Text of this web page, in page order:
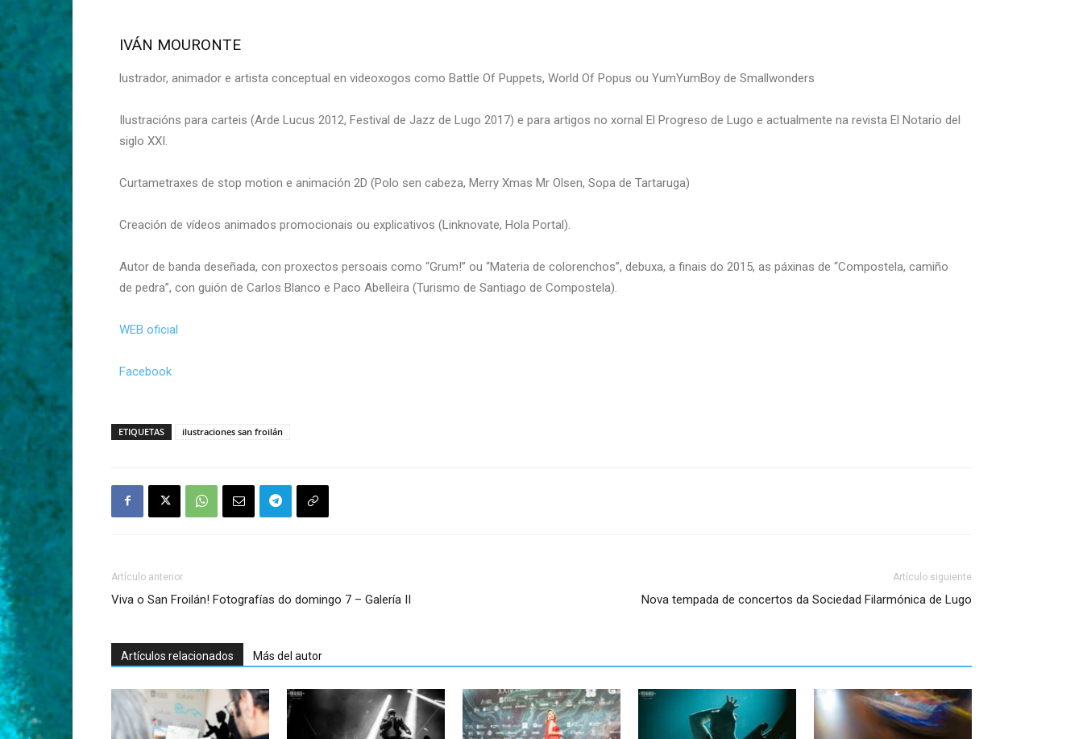
IVÁN MOURONTE
lustrador, animador e artista conceptual en videoxogos como Battle Of Puppets, World Of Popus ou YumYumBoy de Smallwonders
Ilustracións para carteis (Arde Lucus 2012, Festival de Jazz de Lugo 2017) e para artigos no xornal El Progreso de Lugo e actualmente na revista El Notario del
siglo XXI.
Curtametraxes de stop motion e animación 2D (Polo sen cabeza, Merry Xmas Mr Olsen, Sopa de Tartaruga)
Creación de vídeos animados promocionais ou explicativos (Linknovate, Hola Portal).
Autor de banda deseñada, con proxectos persoais como “Grum!” ou “Materia de colorenchos”, debuxa, a finais do 2015, as páxinas de “Compostela, camiño
de pedra”, con guión de Carlos Blanco e Paco Abelleira (Turismo de Santiago de Compostela).
WEB oficial
Facebook
ETIQUETAS ilustraciones san froilán
Artículo anterior
Viva o San Froilán! Fotografías do domingo 7 – Galería II
Artículo siguiente
Nova tempada de concertos da Sociedad Filarmónica de Lugo
Artículos relacionados Más del autor